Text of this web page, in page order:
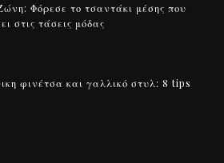
Φόρεσε το τσαντάκι μέσης που
στις τάσεις μόδας
φινέτσα και γαλλικό στυλ: 8 tips